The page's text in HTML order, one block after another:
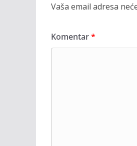
Vaša email adresa
Komentar*